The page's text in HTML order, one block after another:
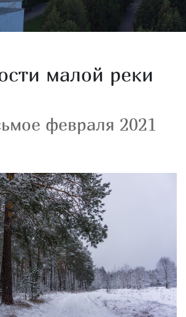
малой реки
февраля 2021